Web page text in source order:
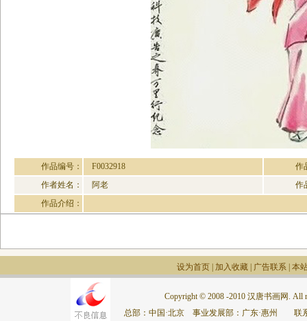
作品编号： F0032918
作
作者姓名：
阿老
作
作品介绍：
设为首页 加入收藏 广告联系 本
Copyright © 2008 -2010 汉唐书画网. All
总部：中国·北京 事业发展部：广东·惠州 联系